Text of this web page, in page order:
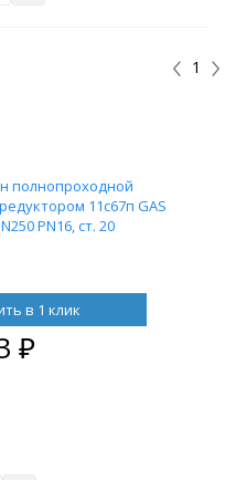
1
полнопроходной
11с67п GAS
PN16, ст. 20
в 1 клик
₽